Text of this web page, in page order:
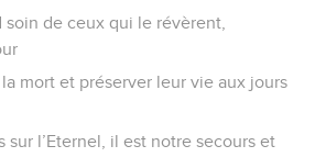
soin de ceux qui le révèrent,
mort et préserver leur vie aux jours
sur l’Eternel, il est notre secours et